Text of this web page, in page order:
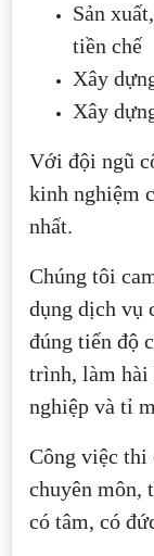
Sản
tiền chế
Xây
Xây
Với đội ngũ
kinh nghiệm
nhất.
Chúng tôi
dụng dịch vụ
đúng tiến độ
trình, làm hài
nghiệp và tỉ
Công việc thi
chuyên môn,
có tâm, có